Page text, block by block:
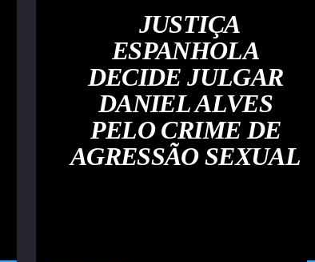
JUSTIÇA
ESPANHOLA
DECIDE JULGAR
DANIEL ALVES
PELO CRIME DE
AGRESSÃO SEXUAL